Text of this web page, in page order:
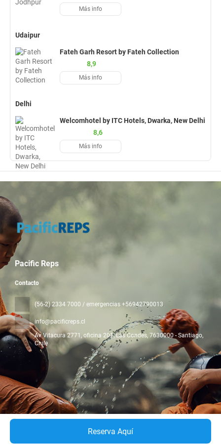
Reserva Aquí
Más info
Udaipur
Fateh Garh Resort by Fateh Collection
8,9
Más info
Delhi
Welcomhotel by ITC Hotels, Dwarka, New Delhi
8,6
Más info
Pacific Reps
Contacto
(56-2) 2334 7000 / emergencias +56942790013
info@pacificreps.cl
Av Vitacura 2771, oficina 201, Las Condes , 7630000 - Santiago,
Chile